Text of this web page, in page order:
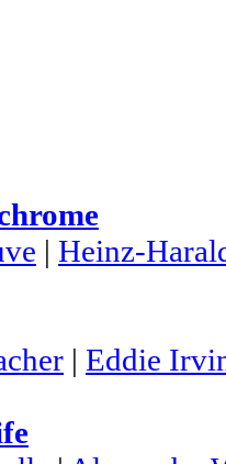
| Heinz-
| Eddie